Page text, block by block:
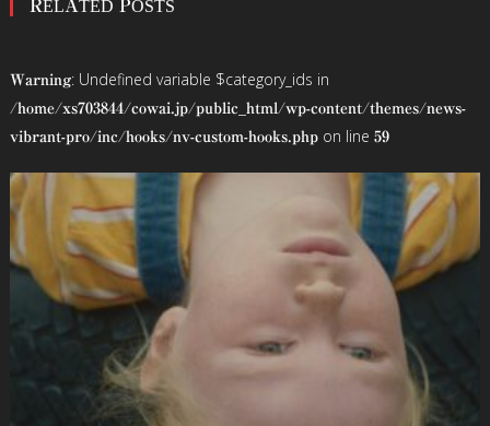
ナ
ゲ
ー
シ
ョ
ン
RELATED POSTS
Warning: Undefined variable $category_ids in
/home/xs703844/cowai.jp/public_html/wp-content/themes/news-
vibrant-pro/inc/hooks/nv-custom-hooks.phpon line 59